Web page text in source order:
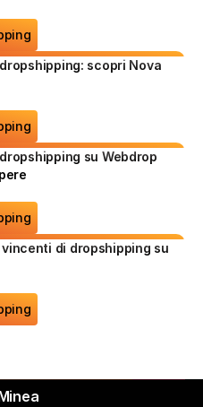
scopri Nova
su Webdrop
di dropshipping su